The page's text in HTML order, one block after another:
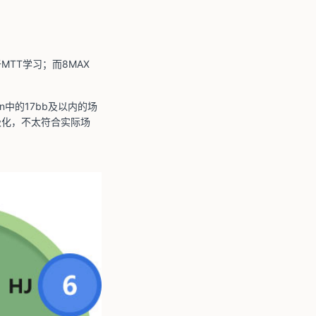
学习；而8MAX
中的17bb及以内的场
，不太符合实际场